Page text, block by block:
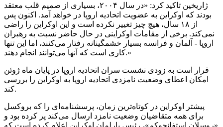
ژاریخین
تاکید کرد: «در سال ۲۰۰۴، بسیاری از صمیم قلب معتقد
بودند که اوکراین به عضویت اتحادیه اروپا در خواهد آمد. اکنون پس
از ۱۸ سال، هیچ چیز تغییر نکرده است و این اوکراین را راضی
نمی‌کند. برخی از مقامات اوکراینی در حال حاضر نسبت به رهبران
اروپا - آلمان و فرانسه بسیار خشمگینانه رفتار می‌کنند، اما این تنها
کاری است که آنها می‌توانند انجام دهند.»
قرار است به زودی نشست سران اتحادیه اروپا در پایان ماه ژوئن
امکان اعطای وضعیت نامزدی اتحادیه اروپا به اوکراین را بررسی
کند.
پیشتر
اوکراین در کوتاه‌ترین زمان، پرسشنامه‌ای را که بروکسل
برای همه متقاضیان وضعیت نامزد ارسال می‌کند پر کرده بود و
«روسلان استفانچوکم »، رئیس پارلمان اوکراین اعلام کرده است که